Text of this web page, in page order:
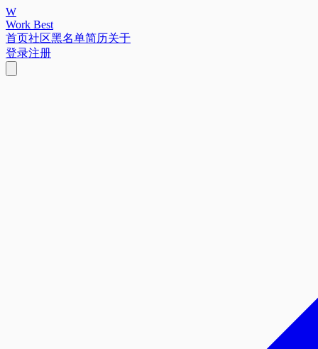
W
Work Best
首页社区黑名单简历关于
登录注册